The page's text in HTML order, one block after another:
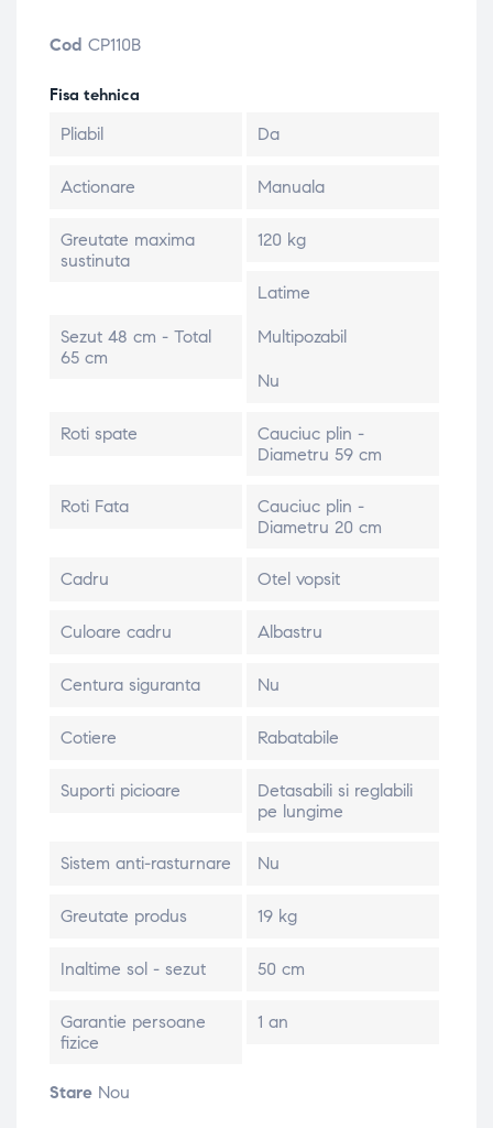
Cod CP110B
Fisa tehnica
Pliabil Da
Actionare Manuala
Greutate maxima
sustinuta
120 kg
Latime
Sezut 48 cm - Total
65 cm
Multipozabil
Nu
Roti spate
Cauciuc plin -
Diametru 59 cm
Roti Fata
Cauciuc plin -
Diametru 20 cm
Cadru Otel vopsit
Culoare cadru Albastru
Centura siguranta Nu
Cotiere Rabatabile
Suporti picioare
Detasabili si reglabili
pe lungime
Sistem anti-rasturnare Nu
Greutate produs 19 kg
Inaltime sol - sezut 50 cm
Garantie persoane
fizice
1 an
Stare Nou